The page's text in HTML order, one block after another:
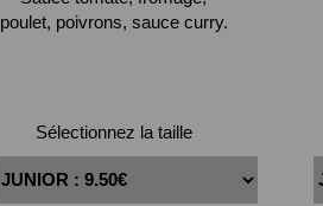
poulet, poivrons, sauce curry.
Sélectionnez la taille